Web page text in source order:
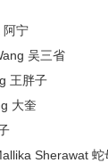
阿宁
吴三省
王胖子
大奎
Sherawat 蛇